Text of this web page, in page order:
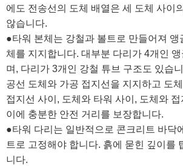
에도 전송선의 도체 배열은 세 도체 사이
않습니다.
●타워 본체는 강철과 볼트로 만들어져 앵
체를 지지합니다. 대부분 다리가 4개인 앵
며, 다리가 3개인 강철 튜브 구조도 있습
공선 도체와 가공 접지선을 지지하고 도
접지선 사이, 도체와 타워 사이, 도체와
이에 충분한 안전 거리를 보장합니다.
●타워 다리는 일반적으로 콘크리트 바닥
트로 고정해야 합니다. 흙에 묻힌 깊이를
니다.